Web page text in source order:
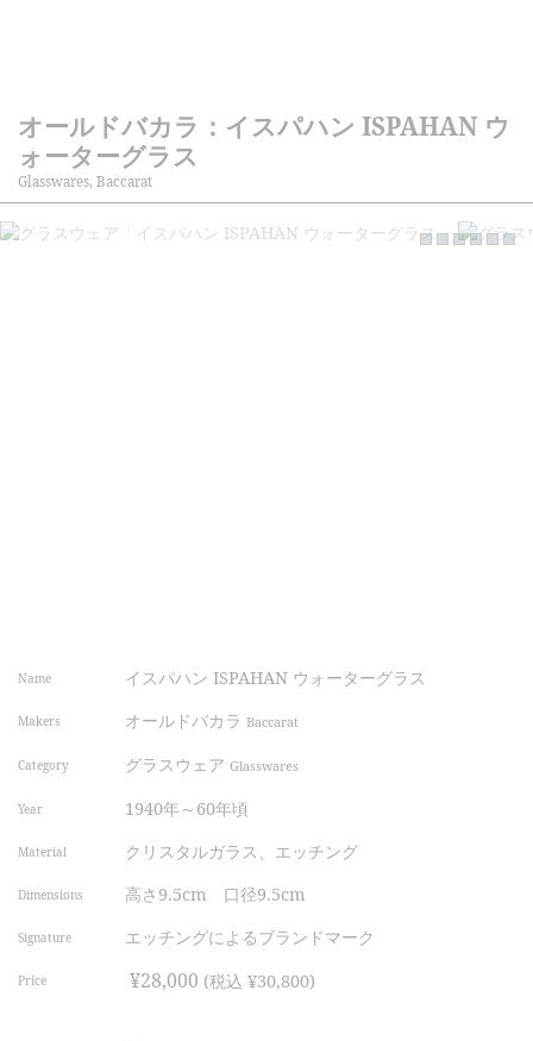
オールドバカラ：イスパハン ISPAHAN ウ
ォーターグラス
Glasswares, Baccarat
Name イスパハン ISPAHAN ウォーターグラス
Makers オールドバカラ Baccarat
Category グラスウェア Glasswares
Year 1940年～60年頃
Material クリスタルガラス、エッチング
Dimensions 高さ9.5cm 口径9.5cm
Signature エッチングによるブランドマーク
Price ¥28,000 (税込 ¥30,800)